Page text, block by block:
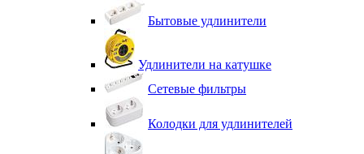
Бытовые удлинители
Удлинители на катушке
Сетевые фильтры
Колодки для удлинителей